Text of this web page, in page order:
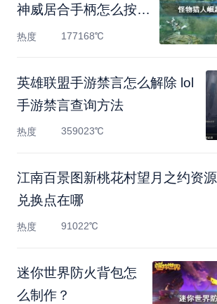
神威居合手柄怎么按？
神
热度 177168℃
英雄联盟手游禁言怎么解除 lol
手游禁言查询方法
热度 359023℃
江南百景图新桃花村望月之约资源
兑换点在哪
热度 91022℃
迷你世界防火背包怎
么制作？